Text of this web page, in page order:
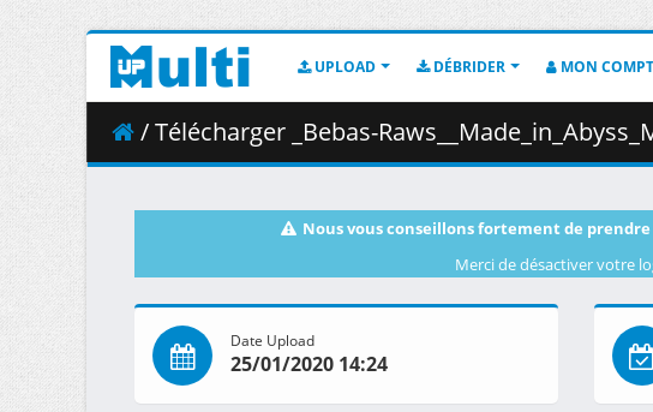
UPLOAD DÉBRIDER MON
/ Télécharger _Bebas-Raws__Made_in_Abyss_Movie_2_-
Nous vous conseillons fortement de
Merci de désactiver votre
Date Upload
25/01/2020 14:24